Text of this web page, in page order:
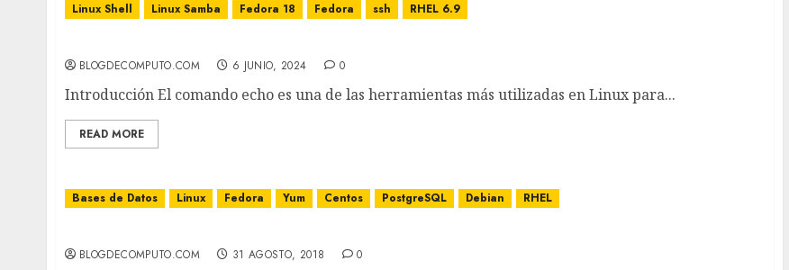
Linux Shell
Linux Samba Fedora 18 Fedora ssh RHEL 6.9
BLOGDECOMPUTO.COM 6 JUNIO, 2024 0
Introducción El comando echo es una de las herramientas más utilizadas en Linux para...
READ MORE
Bases de Datos Linux Fedora Yum Centos PostgreSQL Debian RHEL
BLOGDECOMPUTO.COM 31 AGOSTO, 2018 0